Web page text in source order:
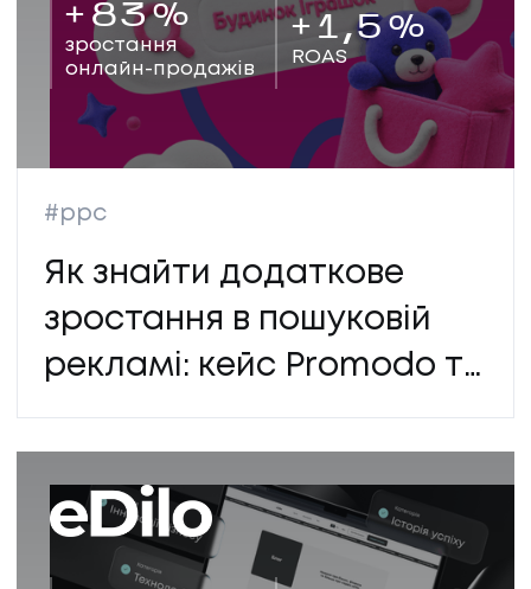
+ 83%
зростання
онлайн-продажів
+ 1,5%
ROAS
#ppc
Як знайти додаткове
зростання в пошуковій
рекламі: кейс Promodo та
Будинку Іграшок